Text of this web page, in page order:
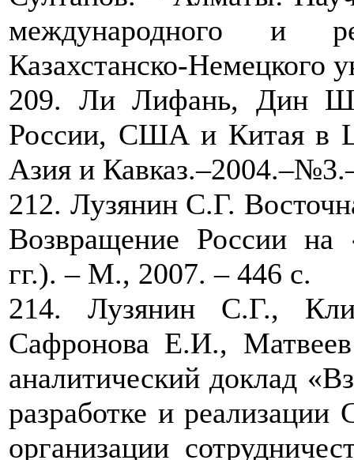
международного и
Казахстанско-Немецкого
209. Ли Лифань, Дин
России, США и Китая в
Азия и
212. Лузянин С.Г.
Возвращение России на
гг.). – М., 2007. – 446 с.
214. Лузянин С.Г.,
Сафронова Е.И.,
аналитический доклад
разработке и реализации
организации